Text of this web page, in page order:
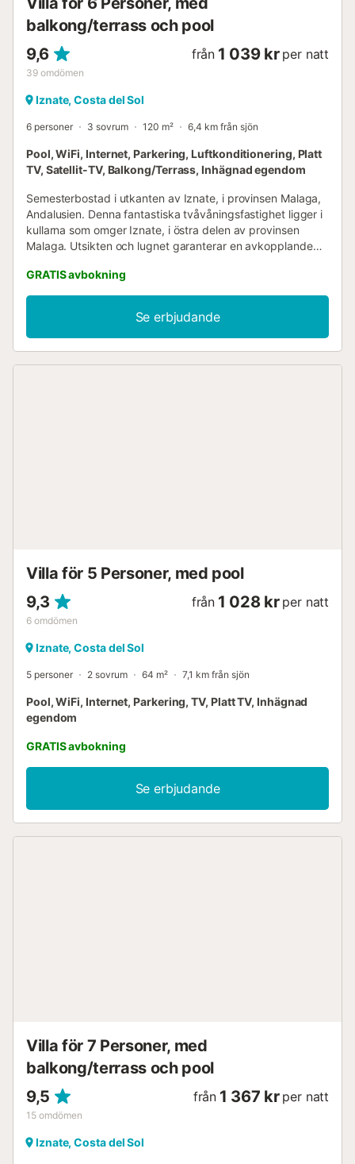
balkong/terrass och pool
9,6
39 omdömen
från 1 039 kr per natt
Iznate, Costa del Sol
6 personer 3 sovrum 120 m² 6,4 km från sjön
Pool, WiFi, Internet, Parkering, Luftkonditionering, Platt
TV, Satellit-TV, Balkong/Terrass, Inhägnad egendom
Semesterbostad i utkanten av Iznate, i provinsen Malaga,
Andalusien. Denna fantastiska tvåvåningsfastighet ligger i
kullarna som omger Iznate, i östra delen av provinsen
Malaga. Utsikten och lugnet garanterar en avkopplande
autentiska möbleringen garanterar också en oförglömlig
vistelse. På bottenvåningen finns ett runt vardagsrum med
en bekväm soffa, där du kan ta en avkopplande siesta, en
öppen spis och ett matbord. Det fullt utrustade köket är
avskilt från vardagsrummet av pittoreska tegelvalv.
dela med dina nära och kära. Körsbäret på toppen är dock
den privata poolen, tack vare vilken du kan svalka dig och
njuta av solens varma strålar i o...
GRATIS avbokning
Se erbjudande
Villa för 5 Personer, med pool
9,3
6 omdömen
från 1 028 kr per natt
Iznate, Costa del Sol
5 personer 2 sovrum 64 m² 7,1 km från sjön
Pool, WiFi, Internet, Parkering, TV, Platt TV, Inhägnad
egendom
GRATIS avbokning
Se erbjudande
Villa för 7 Personer, med
balkong/terrass och pool
9,5
15 omdömen
från 1 367 kr per natt
Iznate, Costa del Sol